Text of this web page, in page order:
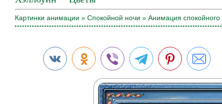
Картинки анимации » Спокойной ночи » Анимация спокойного